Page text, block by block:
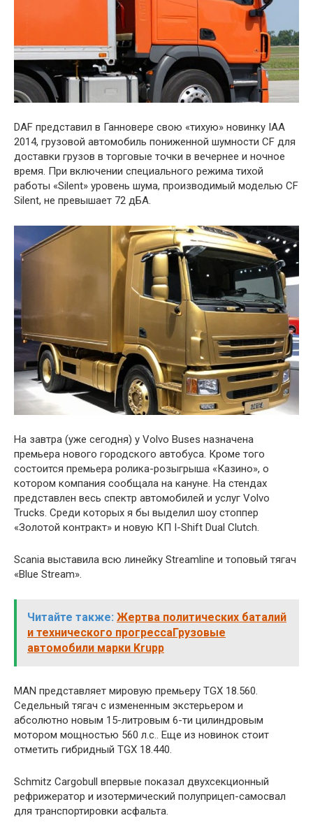
DAF представил в Ганновере свою «тихую» новинку IAA
2014, грузовой автомобиль пониженной шумности CF для
доставки грузов в торговые точки в вечернее и ночное
время. При включении специального режима тихой
работы «Silent» уровень шума, производимый моделью CF
Silent, не превышает 72 дБА.
На завтра (уже сегодня) у Volvo Buses назначена
премьера нового городского автобуса. Кроме того
состоится премьера ролика-розыгрыша «Казино», о
котором компания сообщала на кануне. На стендах
представлен весь спектр автомобилей и услуг Volvo
Trucks. Среди которых я бы выделил шоу стоппер
«Золотой контракт» и новую КП I-Shift Dual Clutch.
Scania выставила всю линейку Streamline и топовый тягач
«Blue Stream».
Читайте также: Жертва политических баталий
и технического прогрессаГрузовые
автомобили марки Krupp
MAN представляет мировую премьеру TGX 18.560.
Седельный тягач с измененным экстерьером и
абсолютно новым 15-литровым 6-ти цилиндровым
мотором мощностью 560 л.с.. Еще из новинок стоит
отметить гибридный TGX 18.440.
Schmitz Cargobull впервые показал двухсекционный
рефрижератор и изотермический полуприцеп-самосвал
для транспортировки асфальта.